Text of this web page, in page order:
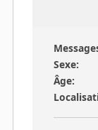
Sexe:
Âge: